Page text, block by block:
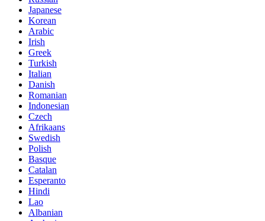
Japanese
Korean
Arabic
Irish
Greek
Turkish
Italian
Danish
Romanian
Indonesian
Czech
Afrikaans
Swedish
Polish
Basque
Catalan
Esperanto
Hindi
Lao
Albanian